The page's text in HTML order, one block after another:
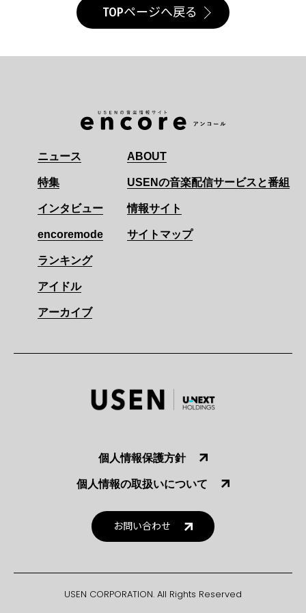
TOPページへ戻る
ニュース
特集
インタビュー
encoremode
ランキング
アイドル
アーカイブ
ABOUT
USENの音楽配信サービスと番組
情報サイト
サイトマップ
個人情報保護方針
個人情報の取扱いについて
お問い合わせ
USEN CORPORATION. All Rights Reserved